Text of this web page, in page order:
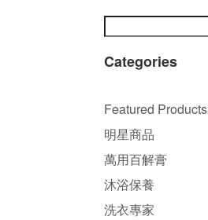
Categories
Featured Products
明星商品
萬用百解膏
沐浴保養
洗衣專家